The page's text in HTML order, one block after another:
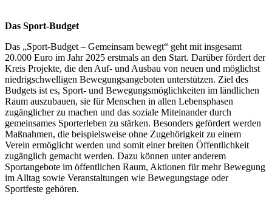
Das Sport-Budget
Das „Sport-Budget – Gemeinsam bewegt“ geht mit insgesamt
20.000 Euro im Jahr 2025 erstmals an den Start. Darüber fördert der
Kreis Projekte, die den Auf- und Ausbau von neuen und möglichst
niedrigschwelligen Bewegungsangeboten unterstützen. Ziel des
Budgets ist es, Sport- und Bewegungsmöglichkeiten im ländlichen
Raum auszubauen, sie für Menschen in allen Lebensphasen
zugänglicher zu machen und das soziale Miteinander durch
gemeinsames Sporterleben zu stärken. Besonders gefördert werden
Maßnahmen, die beispielsweise ohne Zugehörigkeit zu einem
Verein ermöglicht werden und somit einer breiten Öffentlichkeit
zugänglich gemacht werden. Dazu können unter anderem
Sportangebote im öffentlichen Raum, Aktionen für mehr Bewegung
im Alltag sowie Veranstaltungen wie Bewegungstage oder
Sportfeste gehören.